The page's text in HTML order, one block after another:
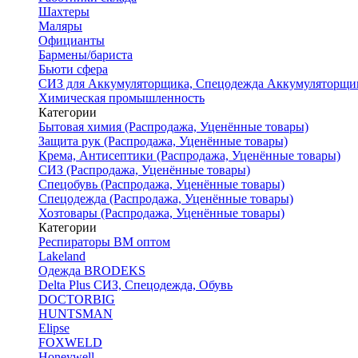
Шахтеры
Маляры
Официанты
Бармены/бариста
Бьюти сфера
СИЗ для Аккумуляторщика, Спецодежда
Химическая промышленность
Категории
Бытовая химия (Распродажа, Уценённые товары)
Защита рук (Распродажа, Уценённые товары)
Крема, Антисептики (Распродажа, Уценённые товары)
СИЗ (Распродажа, Уценённые товары)
Спецобувь (Распродажа, Уценённые товары)
Спецодежда (Распродажа, Уценённые товары)
Хозтовары (Распродажа, Уценённые товары)
Категории
Респираторы ВМ оптом
Lakeland
Одежда BRODEKS
Delta Plus СИЗ, Спецодежда, Обувь
DOCTORBIG
HUNTSMAN
Elipse
FOXWELD